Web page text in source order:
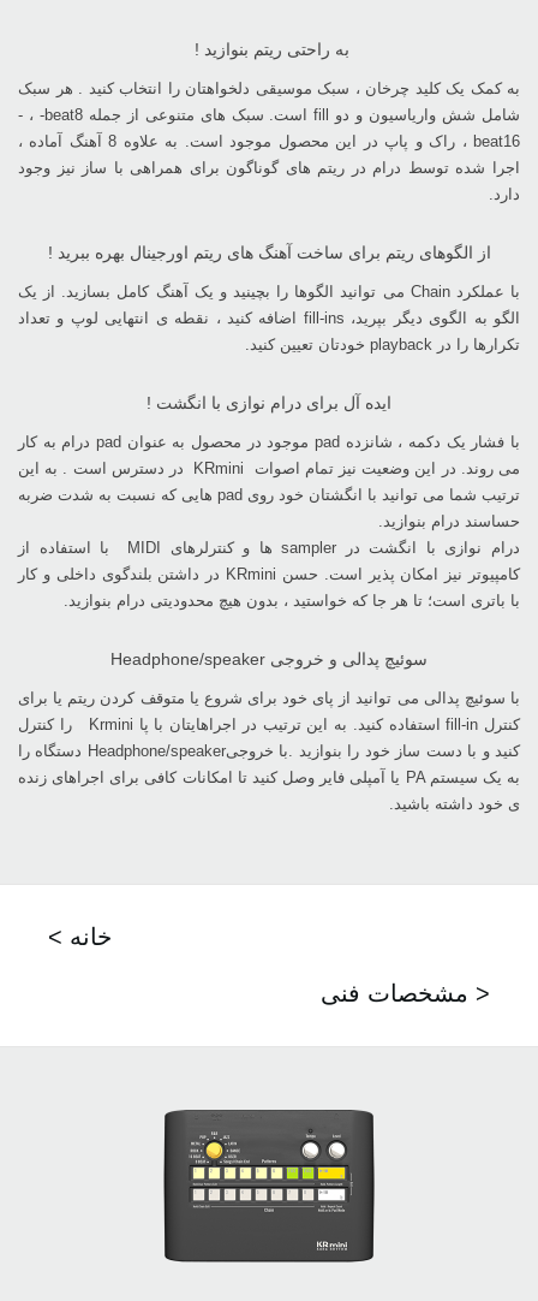
به راحتی ریتم بنوازید‎ ! ‎
به کمک یک کلید چرخان ، سبک موسیقی دلخواهتان را انتخاب کنید . هر سبک
شامل شش واریاسیون و دو‎ ‎fill ‎است. سبک های متنوعی از جمله 8‏‎ -beat، ‏‎-
beat16 ، راک و پاپ در این محصول موجود است. به ‏علاوه 8 آهنگ آماده ،
اجرا شده توسط درام در ریتم های گوناگون برای همراهی با ساز نیز وجود
دارد‎.‎
از الگوهای ریتم برای ساخت آهنگ های ریتم اورجینال بهره ببرید !
با عملکرد‎ Chain ‎می توانید الگوها را بچینید و یک آهنگ کامل بسازید. از یک
الگو به الگوی دیگر بپرید، ‏fill-ins اضافه کنید ، نقطه ی انتهایی لوپ و تعداد
تکرارها را در‎ playback ‎خودتان تعیین کنید‎.‎
ایده آل برای درام نوازی با انگشت ‎!‎
با فشار یک دکمه ، شانزده‎ pad ‎موجود در محصول به عنوان‎ pad ‎درام به کار
می روند. در این وضعیت نیز ‏تمام اصوات ‏KRmini ‎ در دسترس است . به این
ترتیب شما می توانید با انگشتان خود روی‎ pad ‎هایی که ‏نسبت به شدت ضربه
حساسند درام بنوازید‎.‎
درام نوازی با انگشت در‎ sampler ‎ها و کنترلرهای ‎ MIDI با استفاده از
کامپیوتر نیز امکان پذیر است. حسن‎ ‎KRmini ‎در داشتن بلندگوی داخلی و کار
با باتری است؛ تا هر جا که خواستید ، بدون هیچ محدودیتی درام ‏بنوازید‎.‎
سوئیچ پدالی و خروجی ‏Headphone/speaker
با سوئیچ پدالی می توانید از پای خود برای شروع یا متوقف کردن ریتم یا برای
کنترل‎ fill-in ‎استفاده کنید. به ‏این ترتیب در اجراهایتان با پا‎ Krmini ‎ را کنترل
کنید و با دست ساز خود را بنوازید‎. ‎با خروجی‎ ‎Headphone/speakerدستگاه را
به یک سیستم‎ PA ‎یا آمپلی فایر وصل کنید تا امکانات کافی برای ‏اجراهای زنده
ی خود داشته باشید‎.‎
< خانه
مشخصات فنی >